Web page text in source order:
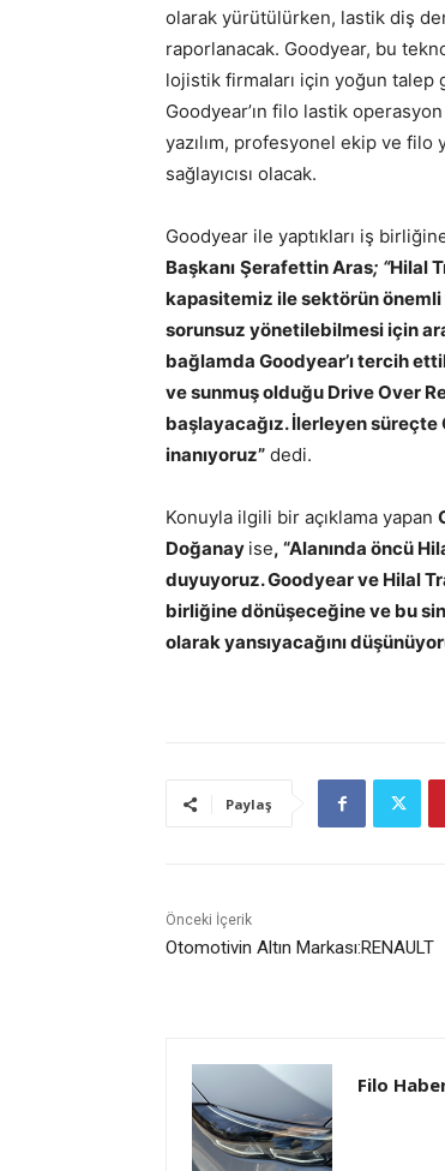
olarak yürütülürken, lastik diş
raporlanacak. Goodyear, bu
lojistik firmaları için yoğun talep
Goodyear’ın filo lastik
yazılım, profesyonel ekip ve
sağlayıcısı olacak.
Goodyear ile yaptıkları iş
Başkanı Şerafettin Aras; “Hilal
kapasitemiz ile sektörün
sorunsuz yönetilebilmesi için
bağlamda Goodyear’ı tercih
ve sunmuş olduğu Drive Over
başlayacağız. İlerleyen
inanıyoruz” dedi.
Konuyla ilgili bir açıklama yapan
Doğanay ise, “Alanında öncü
duyuyoruz. Goodyear ve Hilal
birliğine dönüşeceğine ve bu
olarak yansıyacağını
Paylaş
Önceki İçerik
Otomotivin Altın Markası:RENAULT
Filo